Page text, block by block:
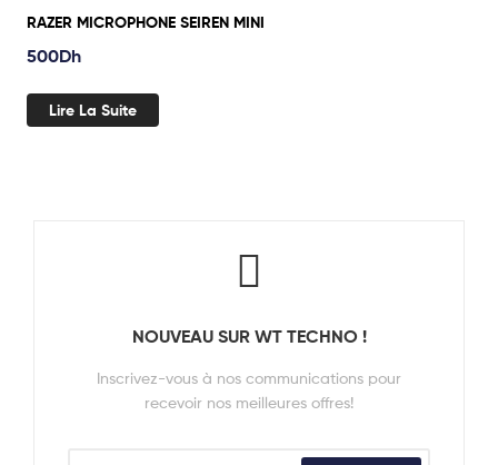
RAZER MICROPHONE SEIREN MINI
500Dh
Lire La Suite
NOUVEAU SUR WT TECHNO !
Inscrivez-vous à nos communications pour
recevoir nos meilleures offres!